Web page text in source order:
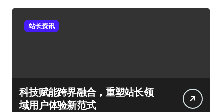
站长资讯
科技赋能跨界融合，重塑站长领
域用户体验新范式